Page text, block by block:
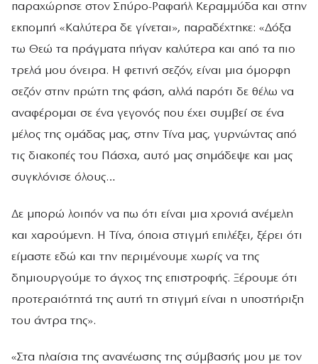
παραχώρησε στον Σπύρο-Ραφαήλ Κεραμμύδα και στην
εκπομπή «Καλύτερα δε γίνεται», παραδέχτηκε: «Δόξα
τω Θεώ τα πράγματα πήγαν καλύτερα και από τα πιο
τρελά μου όνειρα. Η φετινή σεζόν, είναι μια όμορφη
σεζόν στην πρώτη της φάση, αλλά παρότι δε θέλω να
αναφέρομαι σε ένα γεγονός που έχει συμβεί σε ένα
μέλος της ομάδας μας, στην Τίνα μας, γυρνώντας από
τις διακοπές του Πάσχα, αυτό μας σημάδεψε και μας
συγκλόνισε όλους…
Δε μπορώ λοιπόν να πω ότι είναι μια χρονιά ανέμελη
και χαρούμενη. Η Τίνα, όποια στιγμή επιλέξει, ξέρει ότι
είμαστε εδώ και την περιμένουμε χωρίς να της
δημιουργούμε το άγχος της επιστροφής. Ξέρουμε ότι
προτεραιότητά της αυτή τη στιγμή είναι η υποστήριξη
του άντρα της».
«Στα πλαίσια της ανανέωσης της σύμβασής μου με τον